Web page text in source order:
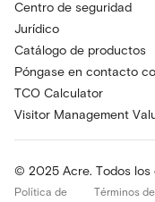
Centro de seguridad
Jurídico
Catálogo de productos
Póngase en contacto
TCO Calculator
Visitor Management
© 2025 Acre. Todos los
Política de Términos de